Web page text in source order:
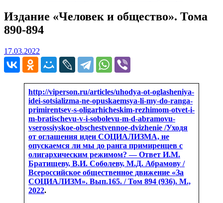
Издание «Человек и общество». Тома
890-894
17.03.2022
http://viperson.ru/articles/uhodya-ot-oglasheniya-
idei-sotsializma-ne-opuskaemsya-li-my-do-ranga-
primirentsev-s-oligarhicheskim-rezhimom-otvet-i-
m-bratischevu-v-i-sobolevu-m-d-abramovu-
vserossiyskoe-obschestvennoe-dvizhenie /Уходя
от оглашения идеи СОЦИАЛИЗМА, не
опускаемся ли мы до ранга примиренцев с
олигархическим режимом? — Ответ И.М.
Братищеву, В.И. Соболеву, М.Д. Абрамову /
Всероссийское общественное движение «За
СОЦИАЛИЗМ». Вып.165. / Том 894 (936). М.,
2022.